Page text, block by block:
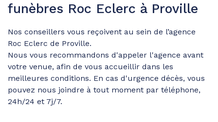
funèbres Roc Eclerc à Proville
Nos conseillers vous reçoivent au sein de l’agence
Roc Eclerc de Proville.
Nous vous recommandons d'appeler l'agence avant
votre venue, afin de vous accueillir dans les
meilleures conditions. En cas d'urgence décès, vous
pouvez nous joindre à tout moment par téléphone,
24h/24 et 7j/7.